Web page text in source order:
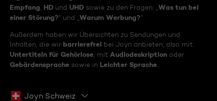
Empfang HD und UHD sowie zu den Fragen: „ Was tun bei
einer Störung?“ und „ Warum Werbung?“
Außerdem haben wir Übersichten zu Sendungen und
Inhalten, die wir barrierefrei bei Joyn anbieten, also mit
Untertiteln für Gehörlose , mit Audiodeskription oder
Gebärdensprache sowie in Leichter Sprache
Joyn Schweiz